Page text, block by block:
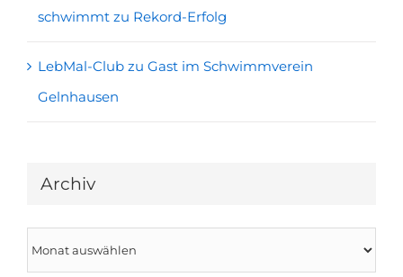
schwimmt zu Rekord-Erfolg
LebMal-Club zu Gast im Schwimmverein
Gelnhausen
Archiv